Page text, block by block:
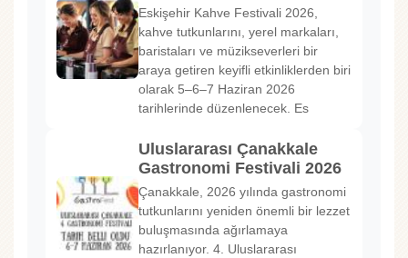
Eskişehir Kahve Festivali 2026,
kahve tutkunlarını, yerel markaları,
baristaları ve müzikseverleri bir
araya getiren keyifli etkinliklerden biri
olarak 5–6–7 Haziran 2026
tarihlerinde düzenlenecek. Es
Uluslararası Çanakkale
Gastronomi Festivali 2026
Çanakkale, 2026 yılında gastronomi
tutkunlarını yeniden önemli bir lezzet
buluşmasında ağırlamaya
hazırlanıyor. 4. Uluslararası